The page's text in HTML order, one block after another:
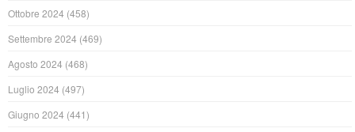
Ottobre 2024 (458)
Settembre 2024 (469)
Agosto 2024 (468)
Luglio 2024 (497)
Giugno 2024 (441)